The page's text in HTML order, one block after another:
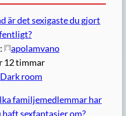
är det sexigaste du gjort
apolamvano
12 timmar
Dark room
familjemedlemmar har
haft sexfantasier om?